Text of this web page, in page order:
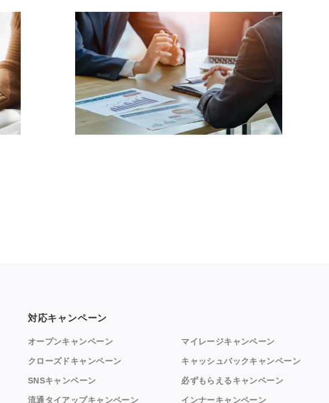
対応キャンペーン
オープンキャンペーン
クローズドキャンペーン
SNSキャンペーン
流通タイアップキャンペーン
マイレージキャンペーン
キャッシュバックキャンペーン
必ずもらえるキャンペーン
インナーキャンペーン